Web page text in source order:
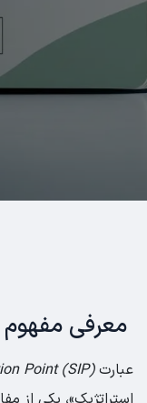
معرفی مفهوم SIP
عبارتPoint (SIP)